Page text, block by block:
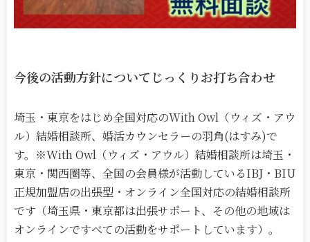
今後の活動方針についてじっくりお打ち合わせ
埼玉・東京をはじめ全国対応のWith Owl（ウィズ・アウ
ル）結婚相談所、婚活カウンセラーの羽角(はすみ)で
す。※With Owl（ウィズ・アウル）結婚相談所は埼玉・
東京・関西圏等、全国の会員様が活動しているIBJ・BIU
正規加盟店の出張型・オンライン全国対応の結婚相談所
です（埼玉県・東京都は出張サポート、その他の地域は
オンラインですべての活動をサポートしています）。